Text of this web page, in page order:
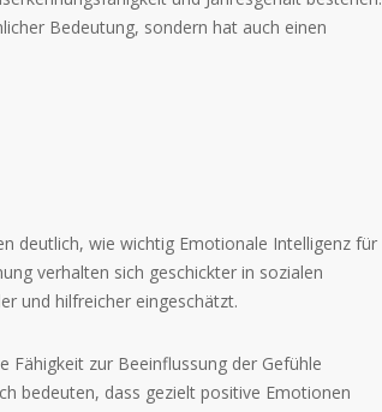
Bedeutung, sondern hat auch einen
deutlich, wie wichtig Emotionale Intelligenz für
verhalten sich geschickter in sozialen
und hilfreicher eingeschätzt.
Fähigkeit zur Beeinflussung der Gefühle
bedeuten, dass gezielt positive Emotionen